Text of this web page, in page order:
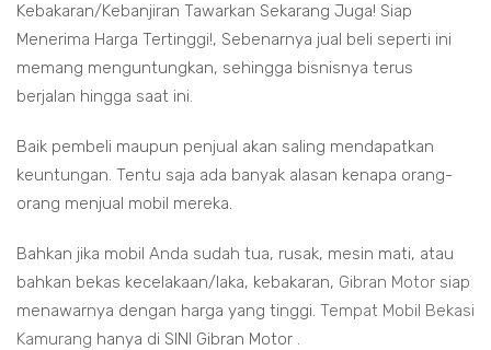
Kebakaran/Kebanjiran Tawarkan Sekarang Juga! Siap
Menerima Harga Tertinggi!, Sebenarnya jual beli seperti ini
memang menguntungkan, sehingga bisnisnya terus
berjalan hingga saat ini.
Baik pembeli maupun penjual akan saling mendapatkan
keuntungan. Tentu saja ada banyak alasan kenapa orang-
orang menjual mobil mereka.
Bahkan jika mobil Anda sudah tua, rusak, mesin mati, atau
bahkan bekas kecelakaan/laka, kebakaran, Gibran Motor siap
menawarnya dengan harga yang tinggi. Tempat Mobil Bekasi
Kamurang hanya di SINI Gibran Motor .